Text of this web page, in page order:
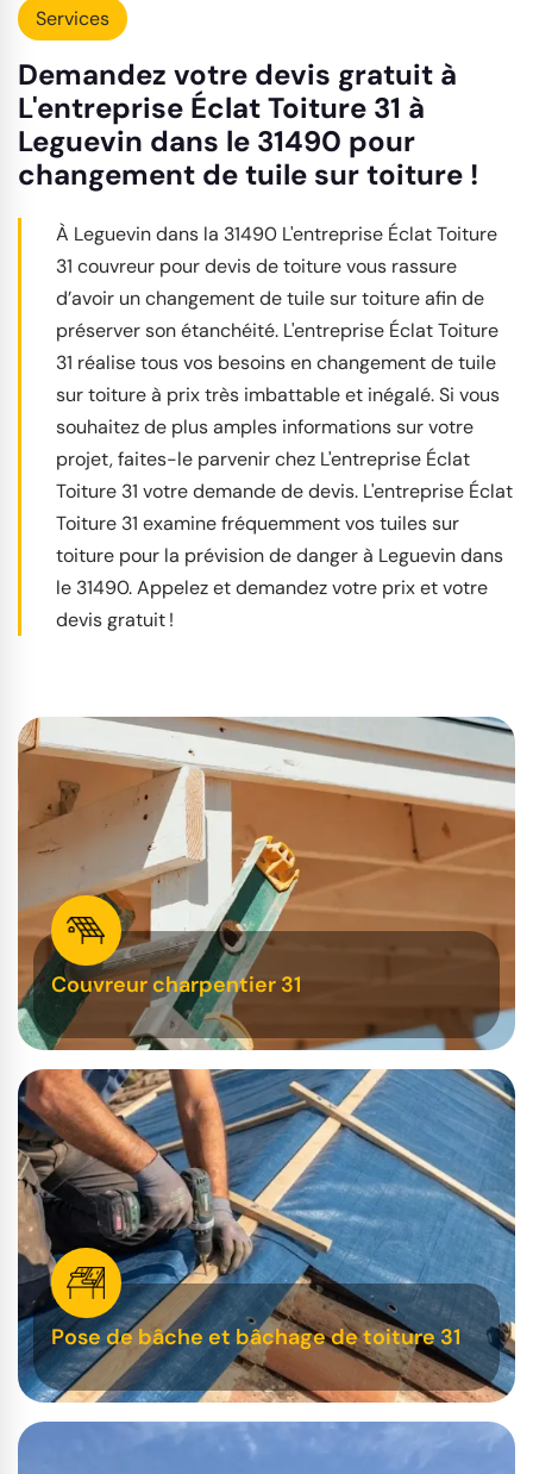
Services
Demandez votre devis gratuit à
L'entreprise Éclat Toiture 31 à
Leguevin dans le 31490 pour
changement de tuile sur toiture !
À Leguevin dans la 31490 L'entreprise Éclat Toiture
31 couvreur pour devis de toiture vous rassure
d’avoir un changement de tuile sur toiture afin de
préserver son étanchéité. L'entreprise Éclat Toiture
31 réalise tous vos besoins en changement de tuile
sur toiture à prix très imbattable et inégalé. Si vous
souhaitez de plus amples informations sur votre
projet, faites-le parvenir chez L'entreprise Éclat
Toiture 31 votre demande de devis. L'entreprise Éclat
Toiture 31 examine fréquemment vos tuiles sur
toiture pour la prévision de danger à Leguevin dans
le 31490. Appelez et demandez votre prix et votre
devis gratuit !
Couvreur charpentier 31
Pose de bâche et bâchage de toiture 31